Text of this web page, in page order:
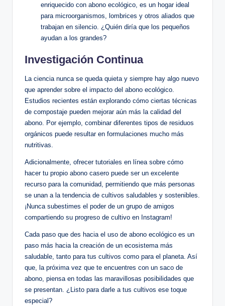
enriquecido con abono ecológico, es un hogar ideal
para microorganismos, lombrices y otros aliados que
trabajan en silencio. ¿Quién diría que los pequeños
ayudan a los grandes?
Investigación Continua
La ciencia nunca se queda quieta y siempre hay algo nuevo
que aprender sobre el impacto del abono ecológico.
Estudios recientes están explorando cómo ciertas técnicas
de compostaje pueden mejorar aún más la calidad del
abono. Por ejemplo, combinar diferentes tipos de residuos
orgánicos puede resultar en formulaciones mucho más
nutritivas.
Adicionalmente, ofrecer tutoriales en línea sobre cómo
hacer tu propio abono casero puede ser un excelente
recurso para la comunidad, permitiendo que más personas
se unan a la tendencia de cultivos saludables y sostenibles.
¡Nunca subestimes el poder de un grupo de amigos
compartiendo su progreso de cultivo en Instagram!
Cada paso que des hacia el uso de abono ecológico es un
paso más hacia la creación de un ecosistema más
saludable, tanto para tus cultivos como para el planeta. Así
que, la próxima vez que te encuentres con un saco de
abono, piensa en todas las maravillosas posibilidades que
se presentan. ¿Listo para darle a tus cultivos ese toque
especial?